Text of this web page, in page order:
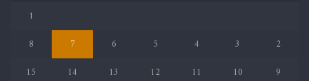
1
2
3
4
5
6
7
8
9
10
11
12
13
14
15